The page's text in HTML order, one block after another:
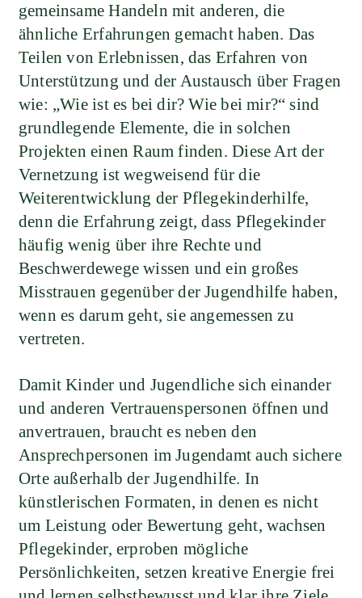
gemeinsame Handeln mit anderen, die
ähnliche Erfahrungen gemacht haben. Das
Teilen von Erlebnissen, das Erfahren von
Unterstützung und der Austausch über Fragen
wie: „Wie ist es bei dir? Wie bei mir?“ sind
grundlegende Elemente, die in solchen
Projekten einen Raum finden. Diese Art der
Vernetzung ist wegweisend für die
Weiterentwicklung der Pflegekinderhilfe,
denn die Erfahrung zeigt, dass Pflegekinder
häufig wenig über ihre Rechte und
Beschwerdewege wissen und ein großes
Misstrauen gegenüber der Jugendhilfe haben,
wenn es darum geht, sie angemessen zu
vertreten.
Damit Kinder und Jugendliche sich einander
und anderen Vertrauenspersonen öffnen und
anvertrauen, braucht es neben den
Ansprechpersonen im Jugendamt auch sichere
Orte außerhalb der Jugendhilfe. In
künstlerischen Formaten, in denen es nicht
um Leistung oder Bewertung geht, wachsen
Pflegekinder, erproben mögliche
Persönlichkeiten, setzen kreative Energie frei